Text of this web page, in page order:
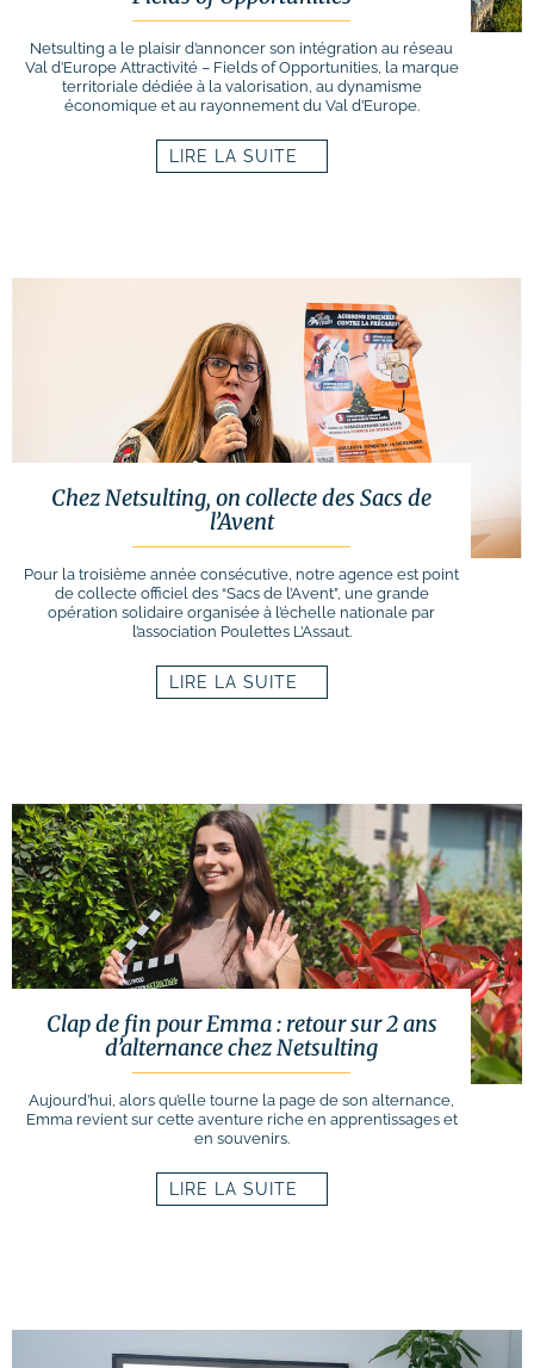
Netsulting a le plaisir d’annoncer son intégration au réseau
Val d’Europe Attractivité – Fields of Opportunities, la marque
territoriale dédiée à la valorisation, au dynamisme
économique et au rayonnement du Val d’Europe.
LIRE LA SUITE
Chez Netsulting, on collecte des Sacs de
l’Avent
Pour la troisième année consécutive, notre agence est point
de collecte officiel des “Sacs de l’Avent”, une grande
opération solidaire organisée à l’échelle nationale par
l’association Poulettes L’Assaut.
LIRE LA SUITE
Clap de fin pour Emma : retour sur 2 ans
d’alternance chez Netsulting
Aujourd’hui, alors qu’elle tourne la page de son alternance,
Emma revient sur cette aventure riche en apprentissages et
en souvenirs.
LIRE LA SUITE